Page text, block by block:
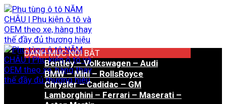
Bỏ
qua
nội
dung
DANH MỤC NỔI BẬT
Bentley – Volkswagen – Audi
BMW – Mini – RollsRoyce
Chrysler – Cadidac – GM
Lamborghini – Ferrari – Maserati –